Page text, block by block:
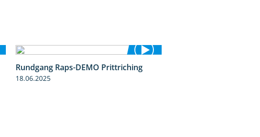
5:34
Rundgang Raps-DEMO Prittriching
18.06.2025